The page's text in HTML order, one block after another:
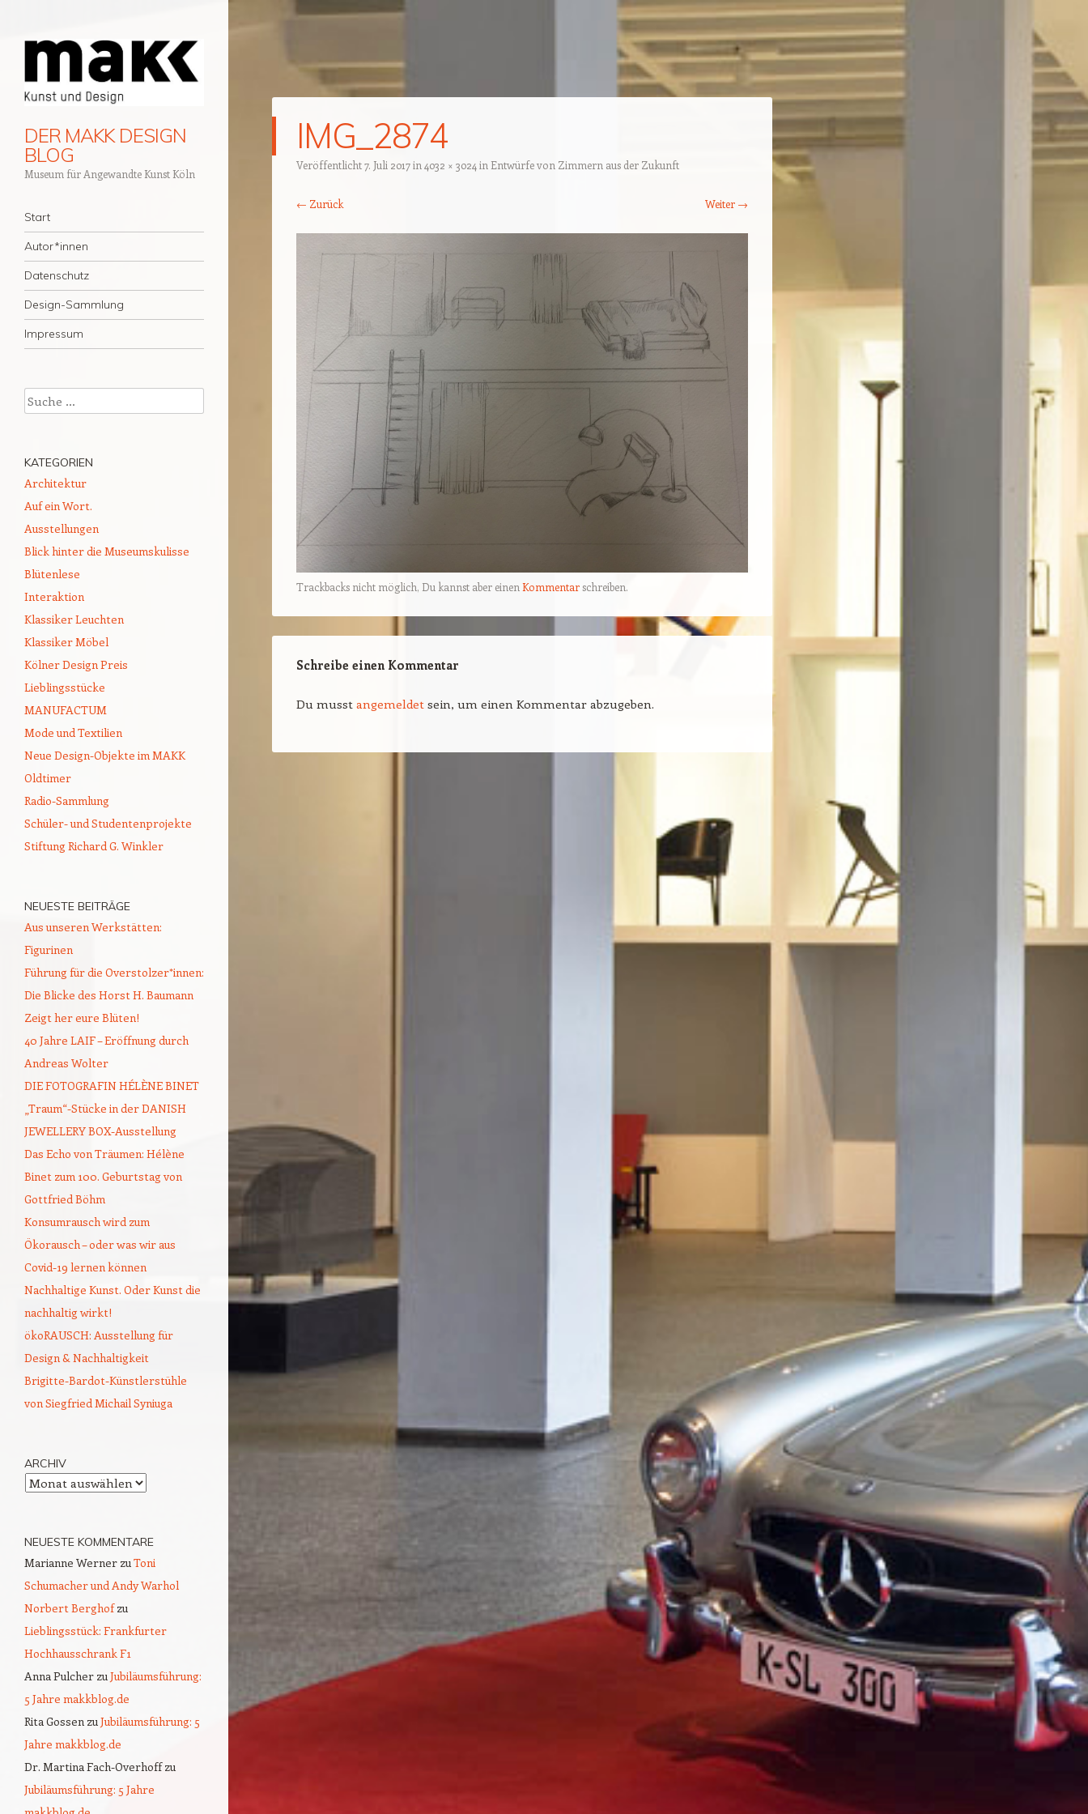
DER MAKK DESIGN
BLOG
Museum für Angewandte Kunst Köln
Navigation
Zum Inhalt springen
Start
Autor*innen
Datenschutz
Design-Sammlung
Impressum
IMG_2874
Veröffentlicht7. Juli 2017in 4032 × 3024 in Entwürfe von Zimmern aus der Zukunft
← Zurück Weiter →
Trackbacks nicht möglich, Du kannst aber einen Kommentarschreiben.
Schreibe einen Kommentar
Du musst angemeldet sein, um einen Kommentar abzugeben.
Suchen
KATEGORIEN
Architektur
Auf ein Wort.
Ausstellungen
Blick hinter die Museumskulisse
Blütenlese
Interaktion
Klassiker Leuchten
Klassiker Möbel
Kölner Design Preis
Lieblingsstücke
MANUFACTUM
Mode und Textilien
Neue Design-Objekte im MAKK
Oldtimer
Radio-Sammlung
Schüler- und Studentenprojekte
Stiftung Richard G. Winkler
NEUESTE BEITRÄGE
Aus unseren Werkstätten:
Figurinen
Führung für die Overstolzer*innen:
Die Blicke des Horst H. Baumann
Zeigt her eure Blüten!
40 Jahre LAIF – Eröffnung durch
Andreas Wolter
DIE FOTOGRAFIN HÉLÈNE BINET
„Traum“-Stücke in der DANISH
JEWELLERY BOX-Ausstellung
Das Echo von Träumen: Hélène
Binet zum 100. Geburtstag von
Gottfried Böhm
Konsumrausch wird zum
Ökorausch – oder was wir aus
Covid-19 lernen können
Nachhaltige Kunst. Oder Kunst die
nachhaltig wirkt!
ökoRAUSCH: Ausstellung für
Design & Nachhaltigkeit
Brigitte-Bardot-Künstlerstühle
von Siegfried Michail Syniuga
ARCHIV
Archiv
NEUESTE KOMMENTARE
Marianne Werner zuToni
Schumacher und Andy Warhol
Norbert Berghofzu
Lieblingsstück: Frankfurter
Hochhausschrank F1
Anna Pulcher zuJubiläumsführung:
5 Jahre makkblog.de
Rita Gossen zuJubiläumsführung: 5
Jahre makkblog.de
Dr. Martina Fach-Overhoffzu
Jubiläumsführung: 5 Jahre